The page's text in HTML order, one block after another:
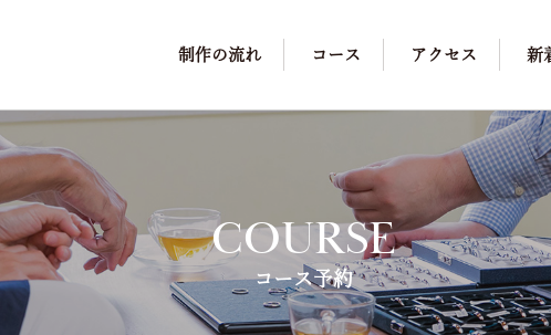
制作の流れ コース アクセス 新
COURSE
コース予約